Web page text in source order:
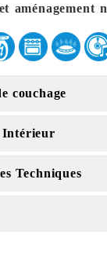
aménagement
couchage
Intérieur
Techniques